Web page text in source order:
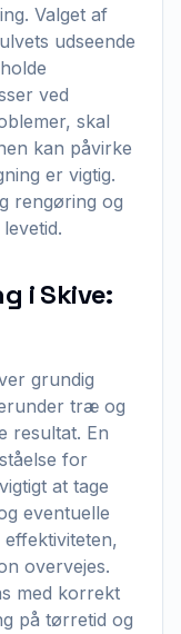
Valget af
udseende
ved
skal
kan påvirke
er vigtig.
rengøring og
i Skive:
grundig
træ og
resultat. En
for
at tage
eventuelle
overvejes.
med korrekt
på tørretid og